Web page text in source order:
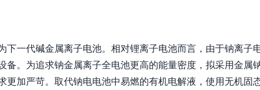
一代碱金属离子电池。相对锂离子电池而言，由于钠离子
。为追求钠金属离子全电池更高的能量密度，拟采用金属
加严苛。取代钠电电池中易燃的有机电解液，使用无机固